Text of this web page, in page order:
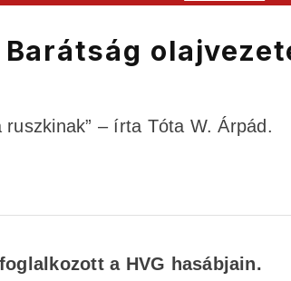
– írta Tóta W. Árpád.
a HVG hasábjain.